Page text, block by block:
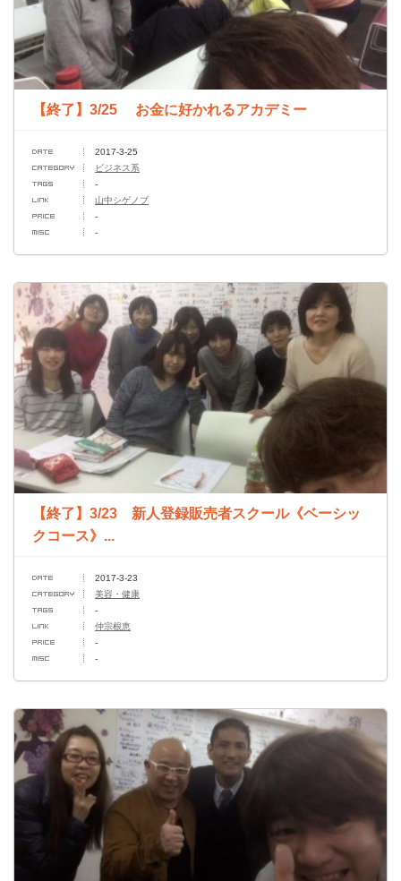
【終了】3/25 お金に好かれるアカデミー
2017-3-25
ビジネス系
-
山中シゲノブ
-
-
【終了】3/23 新人登録販売者スクール《ベーシッ
クコース》...
2017-3-23
美容・健康
-
仲宗根恵
-
-